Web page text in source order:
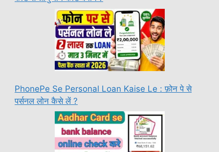
PhonePe Se Personal Loan Kaise Le : फ़ोन पे से
पर्सनल लोन कैसे लें ?